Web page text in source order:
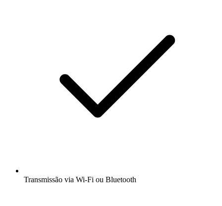
Transmissão via Wi-Fi ou Bluetooth